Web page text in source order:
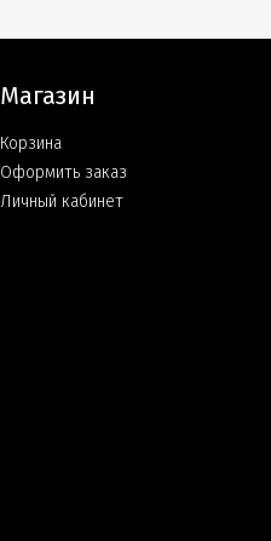
Магазин
Корзина
Оформить заказ
Личный кабинет